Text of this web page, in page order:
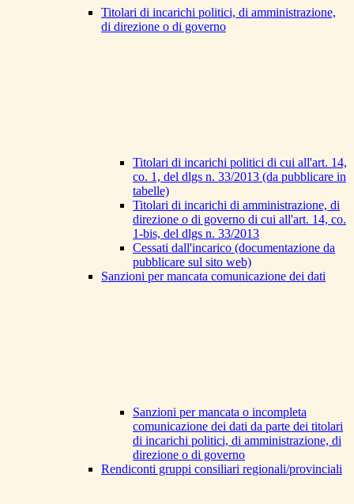
Titolari di incarichi politici, di amministrazione,
di direzione o di governo
Titolari di incarichi politici di cui all'art. 14,
co. 1, del dlgs n. 33/2013 (da pubblicare in
tabelle)
Titolari di incarichi di amministrazione, di
direzione o di governo di cui all'art. 14, co.
1-bis, del dlgs n. 33/2013
Cessati dall'incarico (documentazione da
pubblicare sul sito web)
Sanzioni per mancata comunicazione dei dati
Sanzioni per mancata o incompleta
comunicazione dei dati da parte dei titolari
di incarichi politici, di amministrazione, di
direzione o di governo
Rendiconti gruppi consiliari regionali/provinciali